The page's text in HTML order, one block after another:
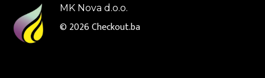
MK Nova d.o.o.
© 2026Checkout.ba